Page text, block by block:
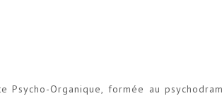
Psycho-Organique, formée au